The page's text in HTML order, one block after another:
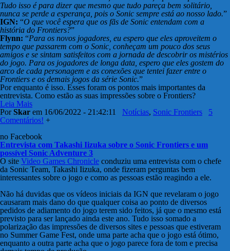
Tudo isso é para dizer que mesmo que tudo pareça bem solitário,
nunca se perde a esperança, pois o Sonic sempre está ao nosso lado.”
IGN: “O que você espera que os fãs de Sonic entendam com a
história do Frontiers?”
Flynn: “Para os novos jogadores, eu espero que eles aproveitem o
tempo que passarem com o Sonic, conheçam um pouco dos seus
amigos e se sintam satisfeitos com a jornada de descobrir os mistérios
do jogo. Para os jogadores de longa data, espero que eles gostem do
arco de cada personagem e as conexões que tentei fazer entre o
Frontiers e os demais jogos da série Sonic.”
Por enquanto é isso. Esses foram os pontos mais importantes da
entrevista. Como estão as suas impressões sobre o Frontiers?
Leia Mais
PorSkar em 16/06/2022 - 21:42:11 Notícias, Sonic Frontiers
5
Comentários! +
no Facebook
Entrevista com Takashi Iizuka sobre o Sonic Frontiers e um
possível Sonic Adventure 3
O site Video Games Chronicle conduziu uma entrevista com o chefe
da Sonic Team, Takashi Iizuka, onde fizeram perguntas bem
interessantes sobre o jogo e como as pessoas estão reagindo a ele.
Não há duvidas que os vídeos iniciais da IGN que revelaram o jogo
causaram mais dano do que qualquer coisa ao ponto de diversos
pedidos de adiamento do jogo terem sido feitos, já que o mesmo está
previsto para ser lançado ainda este ano. Tudo isso somado a
polarização das impressões de diversos sites e pessoas que estiveram
no Summer Game Fest, onde uma parte acha que o jogo está ótimo,
enquanto a outra parte acha que o jogo parece fora de tom e precisa